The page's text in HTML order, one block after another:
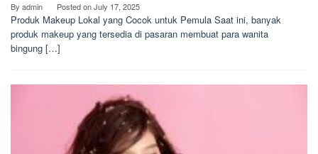
By admin Posted onJuly 17, 2025
Produk Makeup Lokal yang Cocok untuk Pemula Saat ini, banyak
produk makeup yang tersedia di pasaran membuat para wanita
bingung […]